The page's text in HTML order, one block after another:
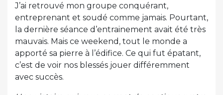
J’ai retrouvé mon groupe conquérant,
entreprenant et soudé comme jamais. Pourtant,
la dernière séance d’entrainement avait été très
mauvais. Mais ce weekend, tout le monde a
apporté sa pierre à l’édifice. Ce qui fut épatant,
c’est de voir nos blessés jouer différemment
avec succès.